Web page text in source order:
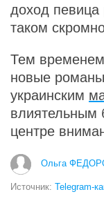
доход певица
таком
Тем
новые
украинским
влиятельным
центре
Ольга
Источник: Telegram-